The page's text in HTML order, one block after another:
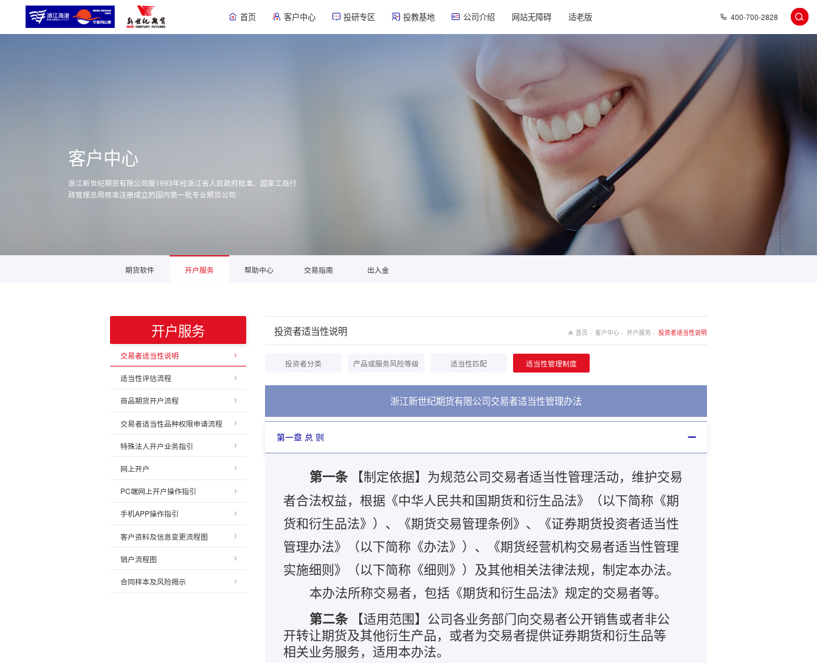
首页 客户中心 投研专区 投教基地 公司介绍 网站无障碍 适老版 400-700-2828
客户中心
浙江新世纪期货有限公司是1993年经浙江省人民政府批准、国家工商行
政管理总局核准注册成立的国内第一批专业期货公司
期货软件 开户服务 帮助中心 交易指南 出入金
开户服务
交易者适当性说明
适当性评估流程
商品期货开户流程
交易者适当性品种权限申请流程
特殊法人开户业务指引
网上开户
PC端网上开户操作指引
手机APP操作指引
客户资料及信息变更流程图
销户流程图
合同样本及风险揭示
投资者适当性说明 首页 -客户中心 -开户服务 -投资者适当性说明
投资者分类 产品或服务风险等级 适当性匹配 适当性管理制度
浙江新世纪期货有限公司交易者适当性管理办法
第一章 总 则
第一条【制定依据】为规范公司交易者适当性管理活动，维护交易
者合法权益，根据《中华人民共和国期货和衍生品法》（以下简称《期
货和衍生品法》）、《期货交易管理条例》、《证券期货投资者适当性
管理办法》（以下简称《办法》）、《期货经营机构交易者适当性管理
实施细则》（以下简称《细则》）及其他相关法律法规，制定本办法。
本办法所称交易者，包括《期货和衍生品法》规定的交易者等。
第二条【适用范围】公司各业务部门向交易者公开销售或者非公
开转让期货及其他衍生产品，或者为交易者提供证券期货和衍生品等
相关业务服务，适用本办法。